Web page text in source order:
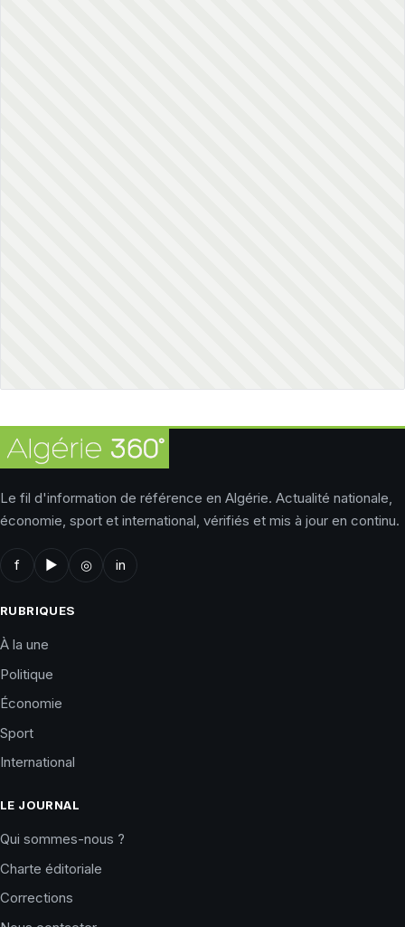
Le fil d'information de référence en Algérie. Actualité nationale,
économie, sport et international, vérifiés et mis à jour en continu.
f ▶ ◎ in
RUBRIQUES
À la une
Politique
Économie
Sport
International
LE JOURNAL
Qui sommes-nous ?
Charte éditoriale
Corrections